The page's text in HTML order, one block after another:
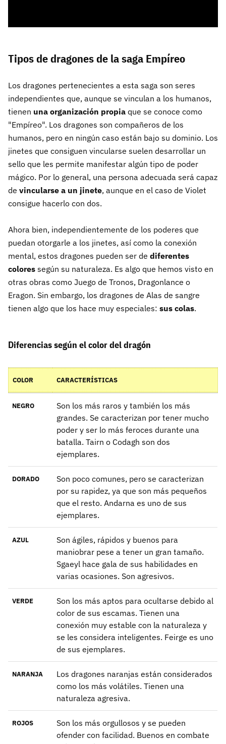
Tipos de dragones de la saga Empíreo
Los dragones pertenecientes a esta saga son seres
independientes que, aunque se vinculan a los humanos,
tienen una organización propia que se conoce como
"Empíreo". Los dragones son compañeros de los
humanos, pero en ningún caso están bajo su dominio. Los
jinetes que consiguen vincularse suelen desarrollar un
sello que les permite manifestar algún tipo de poder
mágico. Por lo general, una persona adecuada será capaz
de vincularse a un jinete, aunque en el caso de Violet
consigue hacerlo con dos.
Ahora bien, independientemente de los poderes que
puedan otorgarle a los jinetes, así como la conexión
mental, estos dragones pueden ser de diferentes
colores según su naturaleza. Es algo que hemos visto en
otras obras como Juego de Tronos, Dragonlance o
Eragon. Sin embargo, los dragones de Alas de sangre
tienen algo que los hace muy especiales: sus colas.
Diferencias según el color del dragón
COLOR CARACTERÍSTICAS
NEGRO
Son los más raros y también los más
grandes. Se caracterizan por tener mucho
poder y ser lo más feroces durante una
batalla. Tairn o Codagh son dos
ejemplares.
DORADO
Son poco comunes, pero se caracterizan
por su rapidez, ya que son más pequeños
que el resto. Andarna es uno de sus
ejemplares.
AZUL
Son ágiles, rápidos y buenos para
maniobrar pese a tener un gran tamaño.
Sgaeyl hace gala de sus habilidades en
varias ocasiones. Son agresivos.
VERDE
Son los más aptos para ocultarse debido al
color de sus escamas. Tienen una
conexión muy estable con la naturaleza y
se les considera inteligentes. Feirge es uno
de sus ejemplares.
NARANJA
Los dragones naranjas están considerados
como los más volátiles. Tienen una
naturaleza agresiva.
ROJOS
Son los más orgullosos y se pueden
ofender con facilidad. Buenos en combate